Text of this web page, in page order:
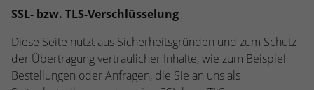
SSL- bzw. TLS-Verschlüsselung
Diese Seite nutzt aus Sicherheitsgründen und zum Schutz
der Übertragung vertraulicher Inhalte, wie zum Beispiel
Bestellungen oder Anfragen, die Sie an uns als